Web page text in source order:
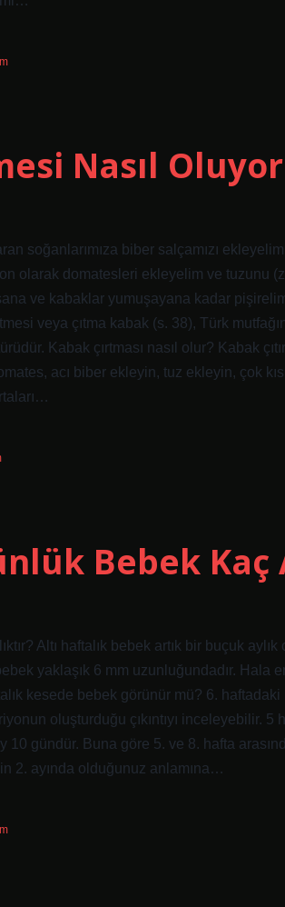
Nasıl Oluyor
soğanlarımıza biber salçamızı
olarak domatesleri ekleyelim ve tuzunu
ve kabaklar yumuşayana kadar
veya çıtma kabak (s. 38), Türk
Kabak çırtması nasıl olur? Kabak
acı biber ekleyin, tuz ekleyin, çok
Bebek Kaç
Altı haftalık bebek artık bir buçuk
yaklaşık 6 mm uzunluğundadır. Hala
kesede bebek görünür mü? 6.
oluşturduğu çıkıntıyı inceleyebilir.
10 gündür. Buna göre 5. ve 8. hafta
2. ayında olduğunuz anlamına…